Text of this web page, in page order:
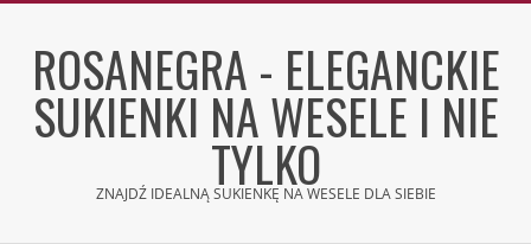
contentROSANEGRA - ELEGANCKIE
SUKIENKI NA WESELE I NIE
TYLKO
ZNAJDŹ IDEALNĄ SUKIENKĘ NA WESELE DLA SIEBIE